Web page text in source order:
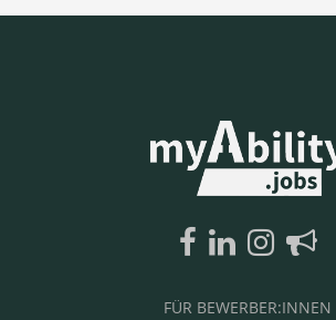
FÜR BEWERBER:INNEN